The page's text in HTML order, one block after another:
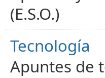
(E.S.O.)
Tecnología
Apuntes de